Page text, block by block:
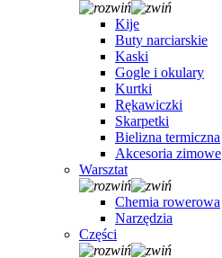
Kije
Buty narciarskie
Kaski
Gogle i okulary
Kurtki
Rękawiczki
Skarpetki
Bielizna termiczna
Akcesoria zimowe
Warsztat
Chemia rowerowa
Narzędzia
Części